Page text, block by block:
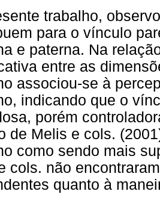
trabalho,
para o vínculo
e paterna. Na
entre as
associou-se à
indicando que o
porém
de Melis e cols.
como sendo mais
cols. não
quanto à